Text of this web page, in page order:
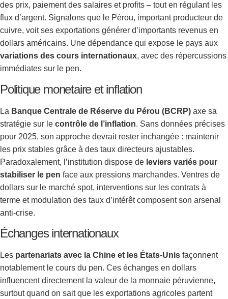
des prix, paiement des salaires et profits – tout en régulant les
flux d’argent. Signalons que le Pérou, important producteur de
cuivre, voit ses exportations générer d’importants revenus en
dollars américains. Une dépendance qui expose le pays aux
variations des cours internationaux, avec des répercussions
immédiates sur le pen.
Politique monetaire et inflation
La Banque Centrale de Réserve du Pérou (BCRP) axe sa
stratégie sur le contrôle de l’inflation. Sans données précises
pour 2025, son approche devrait rester inchangée : maintenir
les prix stables grâce à des taux directeurs ajustables.
Paradoxalement, l’institution dispose de leviers variés pour
stabiliser le pen face aux pressions marchandes. Ventres de
dollars sur le marché spot, interventions sur les contrats à
terme et modulation des taux d’intérêt composent son arsenal
anti-crise.
Échanges internationaux
Les partenariats avec la Chine et les États-Unis façonnent
notablement le cours du pen. Ces échanges en dollars
influencent directement la valeur de la monnaie péruvienne,
surtout quand on sait que les exportations agricoles partent